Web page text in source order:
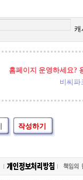
캐
홈페이지 운영하세요?
비씨파
작성하기